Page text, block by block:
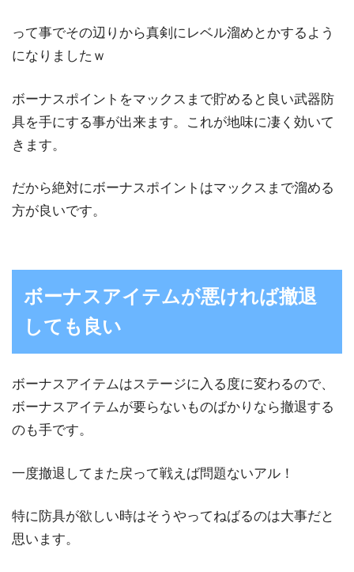
って事でその辺りから真剣にレベル溜めとかするよう
になりましたｗ
ボーナスポイントをマックスまで貯めると良い武器防
具を手にする事が出来ます。これが地味に凄く効いて
きます。
だから絶対にボーナスポイントはマックスまで溜める
方が良いです。
ボーナスアイテムが悪ければ撤退
しても良い
ボーナスアイテムはステージに入る度に変わるので、
ボーナスアイテムが要らないものばかりなら撤退する
のも手です。
一度撤退してまた戻って戦えば問題ないアル！
特に防具が欲しい時はそうやってねばるのは大事だと
思います。